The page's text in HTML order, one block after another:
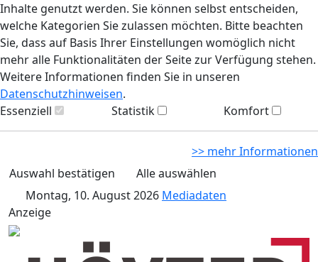
Inhalte genutzt werden. Sie können selbst entscheiden,
welche Kategorien Sie zulassen möchten. Bitte beachten
Sie, dass auf Basis Ihrer Einstellungen womöglich nicht
mehr alle Funktionalitäten der Seite zur Verfügung stehen.
Weitere Informationen finden Sie in unseren
Datenschutzhinweisen.
Essenziell
Statistik Komfort
>> mehr Informationen
Auswahl bestätigen
Alle auswählen
Montag, 10. August 2026 Mediadaten
Anzeige